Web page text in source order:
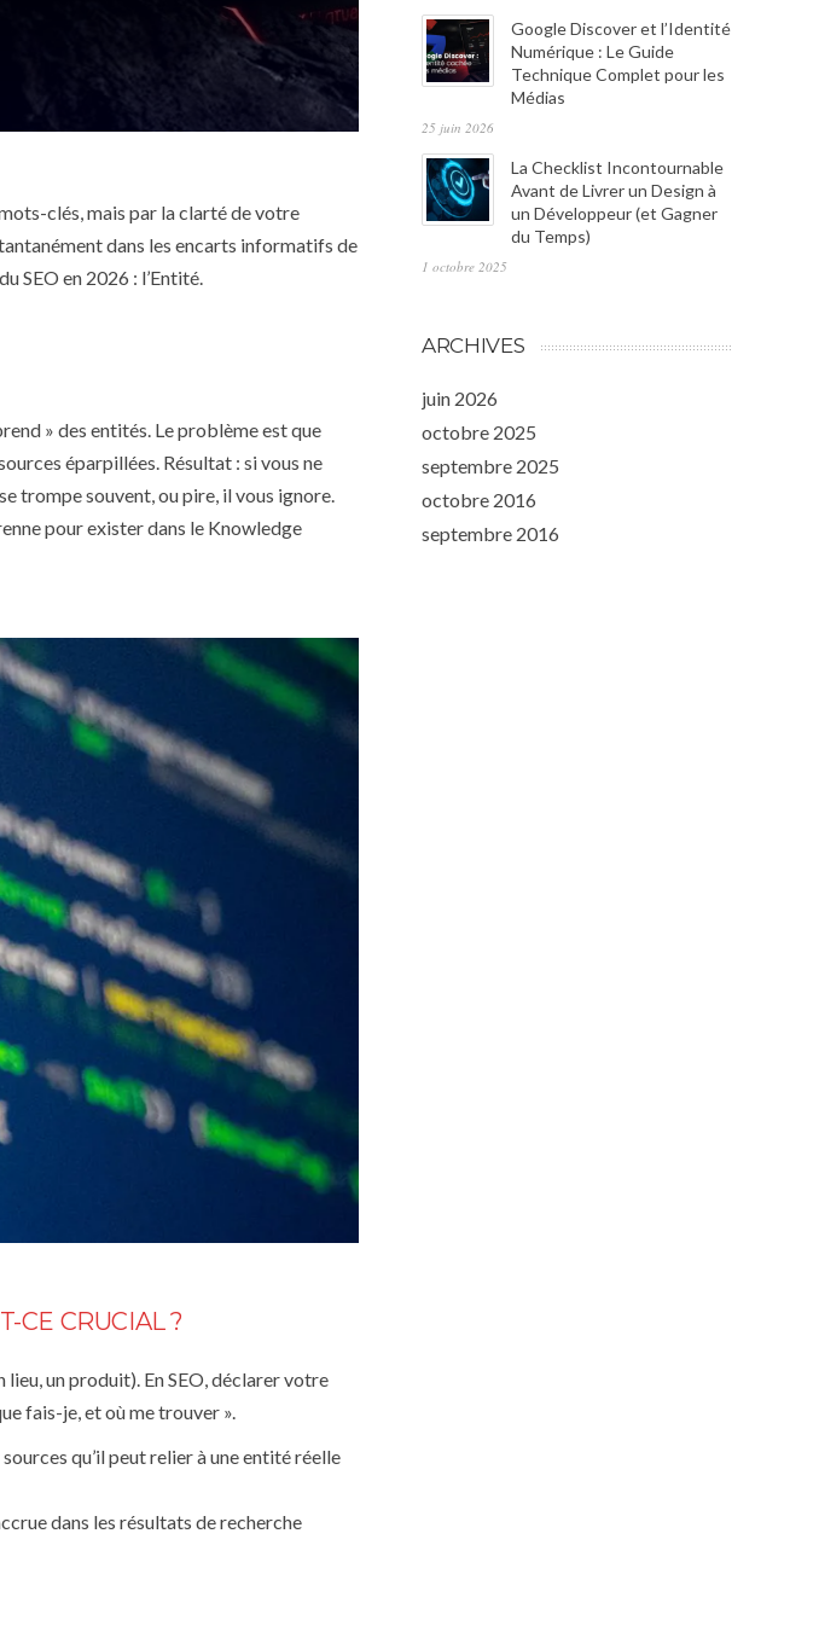
clés, mais par la clarté de votre
dans les encarts informatifs de
SEO en 2026 : l’Entité.
» des entités. Le problème est que
éparpillées. Résultat : si vous ne
trompe souvent, ou pire, il vous ignore.
pour exister dans le Knowledge
CE CRUCIAL ?
un produit). En SEO, déclarer votre
fais-je, et où me trouver ».
qu’il peut relier à une entité réelle
dans les résultats de recherche
Google Discover et l’Identité
Numérique : Le Guide
Technique Complet pour les
Médias
25 juin 2026
La Checklist Incontournable
Avant de Livrer un Design à
un Développeur (et Gagner
du Temps)
1 octobre 2025
ARCHIVES
juin 2026
octobre 2025
septembre 2025
octobre 2016
septembre 2016